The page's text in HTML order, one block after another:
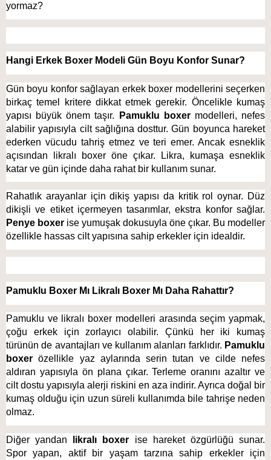
yormaz?
Hangi Erkek Boxer Modeli Gün Boyu Konfor Sunar?
Gün boyu konfor sağlayan erkek boxer modellerini seçerken
birkaç temel kritere dikkat etmek gerekir. Öncelikle kumaş
yapısı büyük önem taşır.
Pamuklu boxer modelleri, nefes
alabilir yapısıyla cilt sağlığına dosttur. Gün boyunca hareket
ederken vücudu tahriş etmez ve teri emer. Ancak esneklik
açısından likralı boxer öne çıkar. Likra, kumaşa esneklik
katar ve gün içinde daha rahat bir kullanım sunar.
Rahatlık arayanlar için dikiş yapısı da kritik rol oynar. Düz
Penye boxer ise yumuşak dokusuyla öne çıkar. Bu modeller
özellikle hassas cilt yapısına sahip erkekler için idealdir.
Pamuklu Boxer Mı Likralı Boxer Mı Daha Rahattır?
Pamuklu ve likralı boxer modelleri arasında seçim yapmak,
çoğu erkek için zorlayıcı olabilir. Çünkü her iki kumaş
türünün de avantajları ve kullanım alanları farklıdır. Pamuklu
boxer özellikle yaz aylarında serin tutan ve cilde nefes
aldıran yapısıyla ön plana çıkar. Terleme oranını azaltır ve
cilt dostu yapısıyla alerji riskini en aza indirir. Ayrıca doğal bir
kumaş olduğu için uzun süreli kullanımda bile tahrişe neden
olmaz.
Diğer yandan likralı boxer ise hareket özgürlüğü sunar.
Spor yapan, aktif bir yaşam tarzına sahip erkekler için